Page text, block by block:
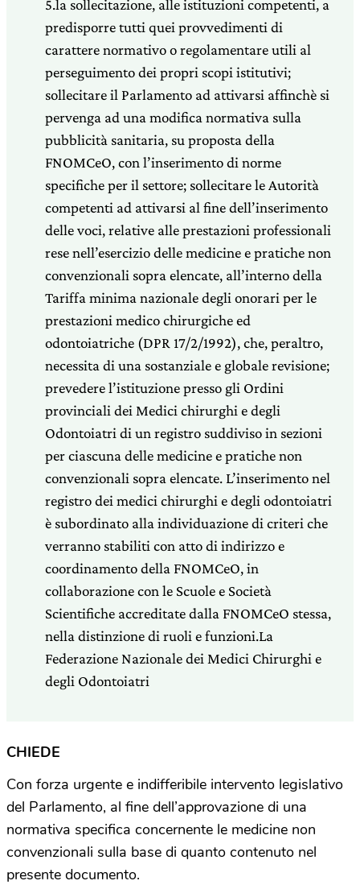
5.la sollecitazione, alle istituzioni competenti, a
predisporre tutti quei provvedimenti di
carattere normativo o regolamentare utili al
perseguimento dei propri scopi istitutivi;
sollecitare il Parlamento ad attivarsi affinchè si
pervenga ad una modifica normativa sulla
pubblicità sanitaria, su proposta della
FNOMCeO, con l’inserimento di norme
specifiche per il settore; sollecitare le Autorità
competenti ad attivarsi al fine dell’inserimento
delle voci, relative alle prestazioni professionali
rese nell’esercizio delle medicine e pratiche non
convenzionali sopra elencate, all’interno della
Tariffa minima nazionale degli onorari per le
prestazioni medico chirurgiche ed
odontoiatriche (DPR 17/2/1992), che, peraltro,
necessita di una sostanziale e globale revisione;
prevedere l’istituzione presso gli Ordini
provinciali dei Medici chirurghi e degli
Odontoiatri di un registro suddiviso in sezioni
per ciascuna delle medicine e pratiche non
convenzionali sopra elencate. L’inserimento nel
registro dei medici chirurghi e degli odontoiatri
è subordinato alla individuazione di criteri che
verranno stabiliti con atto di indirizzo e
coordinamento della FNOMCeO, in
collaborazione con le Scuole e Società
Scientifiche accreditate dalla FNOMCeO stessa,
nella distinzione di ruoli e funzioni.La
Federazione Nazionale dei Medici Chirurghi e
degli Odontoiatri
CHIEDE
Con forza urgente e indifferibile intervento legislativo
del Parlamento, al fine dell’approvazione di una
normativa specifica concernente le medicine non
convenzionali sulla base di quanto contenuto nel
presente documento.